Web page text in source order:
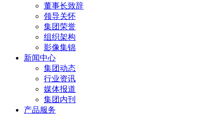
董事长致辞
领导关怀
集团荣誉
组织架构
影像集锦
新闻中心
集团动态
行业资讯
媒体报道
集团内刊
产品服务